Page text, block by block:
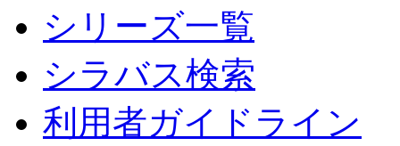
シリーズ一覧
シラバス検索
利用者ガイドライン